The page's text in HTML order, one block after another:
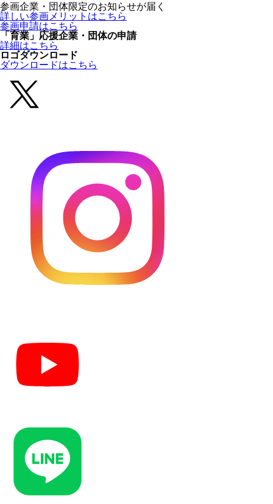
参画企業・団体限定のお知らせが届く
詳しい参画メリットはこちら
参画申請はこちら
「育業」応援企業・団体の申請
詳細はこちら
ロゴダウンロード
ダウンロードはこちら